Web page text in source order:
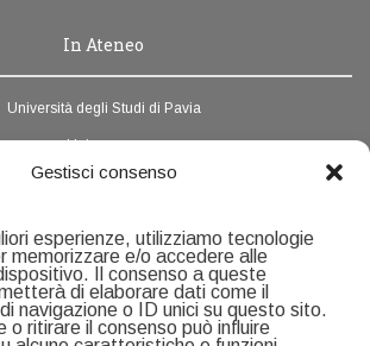
Gestisci consenso
esperienze, utilizziamo tecnologie
memorizzare e/o accedere alle
Il consenso a queste
di elaborare dati come il
navigazione o ID unici su questo sito.
o ritirare il consenso può influire
In Ateneo
Università degli Studi di Pavia
Unipv.news
Webmail
Contatti